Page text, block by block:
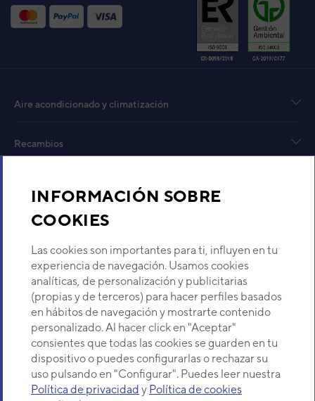
INFORMACIÓN SOBRE
COOKIES
Las cookies son importantes para ti, influyen en tu
experiencia de navegación. Usamos cookies
analíticas, de personalización y publicitarias
(propias y de terceros) para hacer perfiles basados
en hábitos de navegación y mostrarte contenido
personalizado. Al hacer click en "Aceptar"
consientes que todas las cookies se guarden en tu
dispositivo o puedes configurarlas o rechazar su
uso pulsando en "Configurar". Puedes leer nuestra
Política de privacidad y Política de cookies
Aire acondicionado y climatización
Recambios
Descubre Eurofred
Dónde Estamos
¿Buscas un servicio técnico?
Selecciona provincia